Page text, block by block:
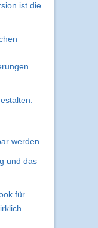
ist die
werden
und das
für